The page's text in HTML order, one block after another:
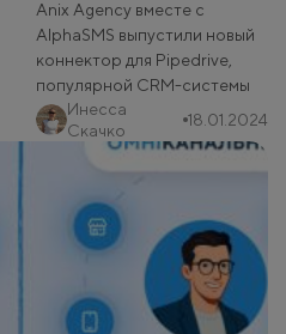
Anix Agency вместе с
AlphaSMS выпустили новый
коннектор для Pipedrive,
популярной CRM-системы
Инесса
Скачко
18.01.2024